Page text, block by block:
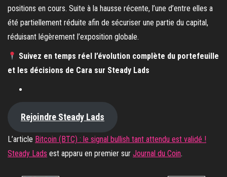
positions en cours. Suite à la hausse récente, l’une d’entre elles a
été partiellement réduite afin de sécuriser une partie du capital,
réduisant légèrement l’exposition globale.
Suivez en temps réel l’évolution complète du portefeuille
et les décisions de Cara sur Steady Lads
Rejoindre Steady Lads
L’article Bitcoin (BTC) : le signal bullish tant attendu est validé !
Steady Lads est apparu en premier sur Journal du Coin.